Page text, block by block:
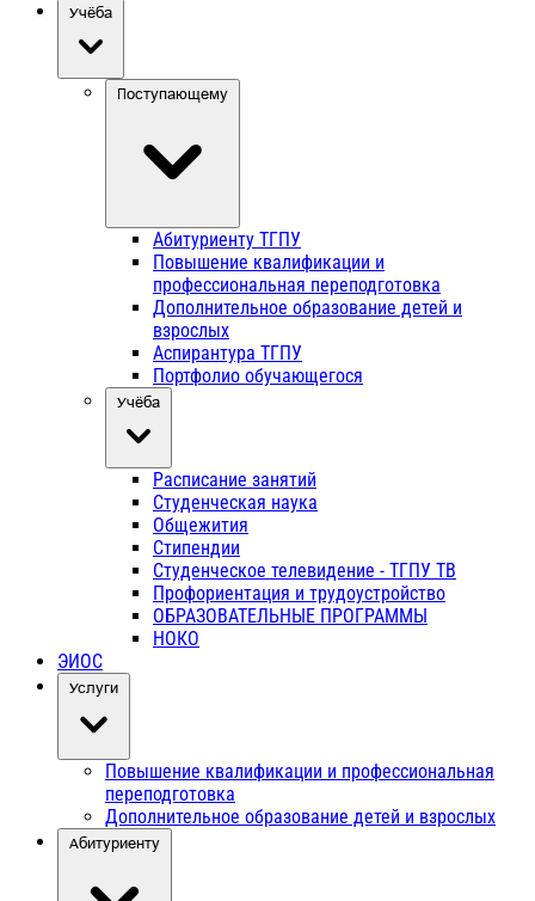
Учёба
Поступающему
Абитуриенту ТГПУ
Повышение квалификации и
профессиональная переподготовка
Дополнительное образование детей и
взрослых
Аспирантура ТГПУ
Портфолио обучающегося
Учёба
Расписание занятий
Студенческая наука
Общежития
Стипендии
Студенческое телевидение - ТГПУ ТВ
Профориентация и трудоустройство
ОБРАЗОВАТЕЛЬНЫЕ ПРОГРАММЫ
НОКО
ЭИОС
Услуги
Повышение квалификации и профессиональная
переподготовка
Дополнительное образование детей и взрослых
Абитуриенту